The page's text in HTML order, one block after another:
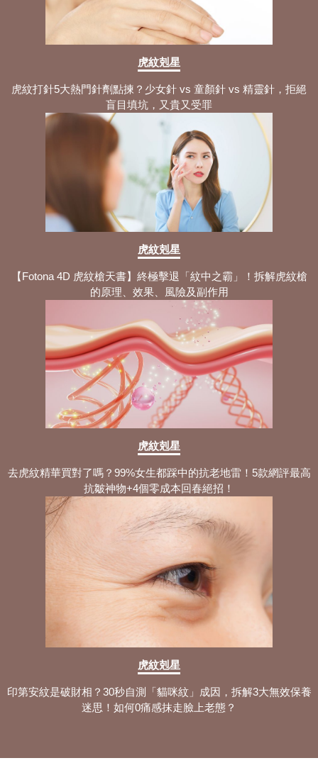
虎紋剋星
虎紋打針5大熱門針劑點揀？少女針 vs 童顏針 vs 精靈針，拒絕
盲目填坑，又貴又受罪
虎紋剋星
【Fotona 4D 虎紋槍天書】終極擊退「紋中之霸」！拆解虎紋槍
的原理、效果、風險及副作用
虎紋剋星
去虎紋精華買對了嗎？99%女生都踩中的抗老地雷！5款網評最高
抗皺神物+4個零成本回春絕招！
虎紋剋星
印第安紋是破財相？30秒自測「貓咪紋」成因，拆解3大無效保養
迷思！如何0痛感抹走臉上老態？